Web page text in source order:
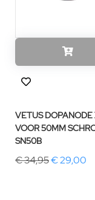
VETUS DOPANODE
VOOR 50MM
SN50B
€ 34,95€ 29,00